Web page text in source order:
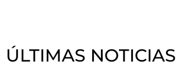
ÚLTIMAS NOTICIAS